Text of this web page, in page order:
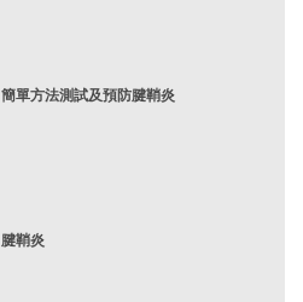
簡單方法測試及預防腱鞘炎
腱鞘炎